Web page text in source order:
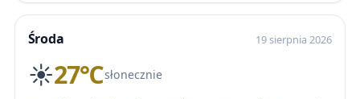
Środa 19 sierpnia 2026
☀️27℃słonecznie